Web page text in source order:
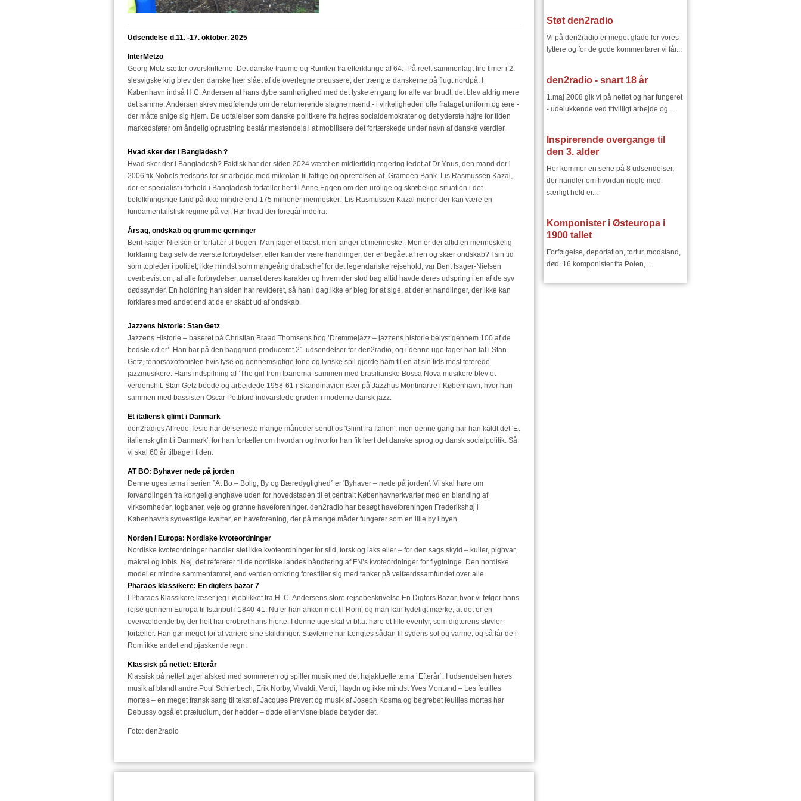
Udsendelse d.11. -17. oktober. 2025
InterMetzo
Georg Metz sætter overskrifterne: Det danske traume og Rumlen fra efterklange af 64. På reelt sammenlagt fire timer i 2.
slesvigske krig blev den danske hær slået af de overlegne preussere, der trængte danskerne på flugt nordpå. I
København indså H.C. Andersen at hans dybe samhørighed med det tyske én gang for alle var brudt, det blev aldrig mere
det samme. Andersen skrev medfølende om de returnerende slagne mænd - i virkeligheden ofte frataget uniform og ære -
der måtte snige sig hjem. De udtalelser som danske politikere fra højres socialdemokrater og det yderste højre for tiden
markedsfører om åndelig oprustning består mestendels i at mobilisere det fortærskede under navn af danske værdier.
Hvad sker der i Bangladesh ?
Hvad sker der i Bangladesh? Faktisk har der siden 2024 været en midlertidig regering ledet af Dr Ynus, den mand der i
2006 fik Nobels fredspris for sit arbejde med mikrolån til fattige og oprettelsen af Grameen Bank. Lis Rasmussen Kazal,
der er specialist i forhold i Bangladesh fortæller her til Anne Eggen om den urolige og skrøbelige situation i det
befolkningsrige land på ikke mindre end 175 millioner mennesker. Lis Rasmussen Kazal mener der kan være en
fundamentalistisk regime på vej. Hør hvad der foregår indefra.
Årsag, ondskab og grumme gerninger
Bent Isager-Nielsen er forfatter til bogen ’Man jager et bæst, men fanger et menneske’. Men er der altid en menneskelig
forklaring bag selv de værste forbrydelser, eller kan der være handlinger, der er begået af ren og skær ondskab? I sin tid
som topleder i politiet, ikke mindst som mangeårig drabschef for det legendariske rejsehold, var Bent Isager-Nielsen
overbevist om, at alle forbrydelser, uanset deres karakter og hvem der stod bag altid havde deres udspring i en af de syv
dødssynder. En holdning han siden har revideret, så han i dag ikke er bleg for at sige, at der er handlinger, der ikke kan
forklares med andet end at de er skabt ud af ondskab.
Jazzens historie: Stan Getz
Jazzens Historie – baseret på Christian Braad Thomsens bog ’Drømmejazz – jazzens historie belyst gennem 100 af de
bedste cd’er’. Han har på den baggrund produceret 21 udsendelser for den2radio, og i denne uge tager han fat i Stan
Getz, tenorsaxofonisten hvis lyse og gennemsigtige tone og lyriske spil gjorde ham til en af sin tids mest feterede
jazzmusikere. Hans indspilning af ’The girl from Ipanema’ sammen med brasilianske Bossa Nova musikere blev et
verdenshit. Stan Getz boede og arbejdede 1958-61 i Skandinavien især på Jazzhus Montmartre i København, hvor han
sammen med bassisten Oscar Pettiford indvarslede grøden i moderne dansk jazz.
Et italiensk glimt i Danmark
den2radios Alfredo Tesio har de seneste mange måneder sendt os 'Glimt fra Italien', men denne gang har han kaldt det 'Et
italiensk glimt i Danmark', for han fortæller om hvordan og hvorfor han fik lært det danske sprog og dansk socialpolitik. Så
vi skal 60 år tilbage i tiden.
AT BO: Byhaver nede på jorden
Denne uges tema i serien ”At Bo – Bolig, By og Bæredygtighed” er 'Byhaver – nede på jorden'. Vi skal høre om
forvandlingen fra kongelig enghave uden for hovedstaden til et centralt Københavnerkvarter med en blanding af
virksomheder, togbaner, veje og grønne haveforeninger. den2radio har besøgt haveforeningen Frederikshøj i
Københavns sydvestlige kvarter, en haveforening, der på mange måder fungerer som en lille by i byen.
Norden i Europa: Nordiske kvoteordninger
Nordiske kvoteordninger handler slet ikke kvoteordninger for sild, torsk og laks eller – for den sags skyld – kuller, pighvar,
makrel og tobis. Nej, det refererer til de nordiske landes håndtering af FN’s kvoteordninger for flygtninge. Den nordiske
model er mindre sammentømret, end verden omkring forestiller sig med tanker på velfærdssamfundet over alle.
Pharaos klassikere: En digters bazar 7
I Pharaos Klassikere læser jeg i øjeblikket fra H. C. Andersens store rejsebeskrivelse En Digters Bazar, hvor vi følger hans
rejse gennem Europa til Istanbul i 1840-41. Nu er han ankommet til Rom, og man kan tydeligt mærke, at det er en
overvældende by, der helt har erobret hans hjerte. I denne uge skal vi bl.a. høre et lille eventyr, som digterens støvler
fortæller. Han gør meget for at variere sine skildringer. Støvlerne har længtes sådan til sydens sol og varme, og så får de i
Rom ikke andet end pjaskende regn.
Klassisk på nettet: Efterår
Klassisk på nettet tager afsked med sommeren og spiller musik med det højaktuelle tema ´Efterår´. I udsendelsen høres
musik af blandt andre Poul Schierbech, Erik Norby, Vivaldi, Verdi, Haydn og ikke mindst Yves Montand – Les feuilles
mortes – en meget fransk sang til tekst af Jacques Prévert og musik af Joseph Kosma og begrebet feuilles mortes har
Debussy også et præludium, der hedder – døde eller visne blade betyder det.
Foto: den2radio
Støt den2radio
Vi på den2radio er meget glade for vores
lyttere og for de gode kommentarer vi får...
den2radio - snart 18 år
1.maj 2008 gik vi på nettet og har fungeret
- udelukkende ved frivilligt arbejde og...
Inspirerende overgange til
den 3. alder
Her kommer en serie på 8 udsendelser,
der handler om hvordan nogle med
særligt held er...
Komponister i Østeuropa i
1900 tallet
Forfølgelse, deportation, tortur, modstand,
død. 16 komponister fra Polen,...